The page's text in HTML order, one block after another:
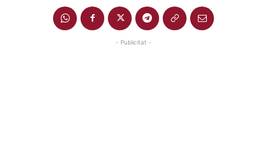
- Publicitat -